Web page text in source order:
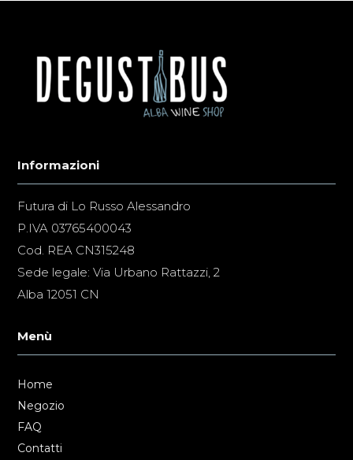
Informazioni
Futura di Lo Russo Alessandro
P.IVA 03765400043
Cod. REA CN315248
Sede legale: Via Urbano Rattazzi, 2
Alba 12051 CN
Menù
Home
Negozio
FAQ
Contatti